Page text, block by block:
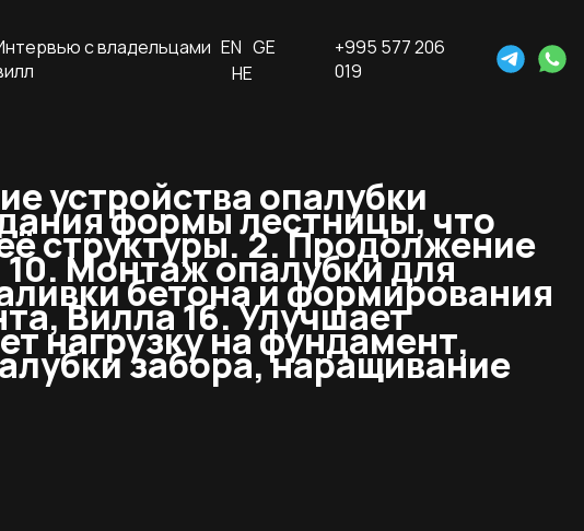
с владельцами EN GE
HE
+995 577 206
019
устройства опалубки
формы лестницы, что
структуры. 2. Продолжение
Монтаж опалубки для
бетона и формирования
Вилла 16. Улучшает
нагрузку на фундамент,
забора, наращивание